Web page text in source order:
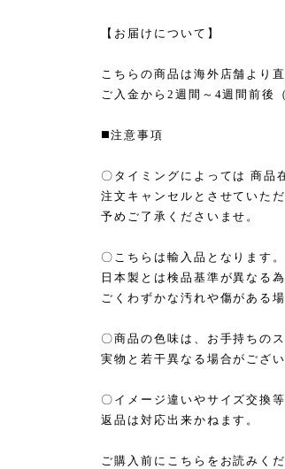
【お届けについて】
こちらの商品は海外店舗より
ご入金から2週間～4週間前後
◼️注意事項
〇タイミングによっては 商品
注文キャンセルとさせていた
予めご了承くださいませ。
〇こちらは輸入品となります。
日本製とは検品基準が異なる
ごくわずかな汚れや傷がある
〇商品の色味は、お手持ちの
実物と若干異なる場合がござい
〇イメージ違いやサイズ交換
返品は対応出来かねます。
ご購入前にこちらをお読みく